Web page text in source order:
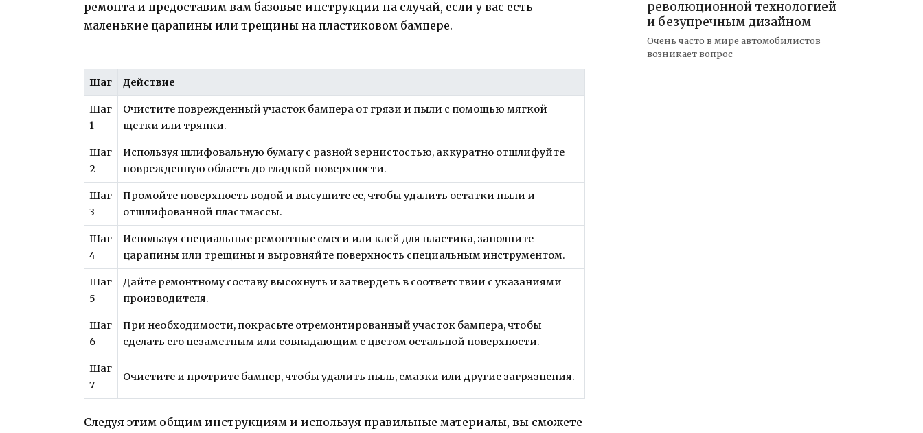
ремонта и предоставим вам базовые инструкции на случай, если у вас есть
маленькие царапины или трещины на пластиковом бампере.
Шаг Действие
Шаг
1
Очистите поврежденный участок бампера от грязи и пыли с помощью мягкой
щетки или тряпки.
Шаг
2
Используя шлифовальную бумагу с разной зернистостью, аккуратно отшлифуйте
поврежденную область до гладкой поверхности.
Шаг
3
Промойте поверхность водой и высушите ее, чтобы удалить остатки пыли и
отшлифованной пластмассы.
Шаг
4
Используя специальные ремонтные смеси или клей для пластика, заполните
царапины или трещины и выровняйте поверхность специальным инструментом.
Шаг
5
Дайте ремонтному составу высохнуть и затвердеть в соответствии с указаниями
производителя.
Шаг
6
При необходимости, покрасьте отремонтированный участок бампера, чтобы
сделать его незаметным или совпадающим с цветом остальной поверхности.
Шаг
7
Очистите и протрите бампер, чтобы удалить пыль, смазки или другие загрязнения.
Следуя этим общим инструкциям и используя правильные материалы, вы сможете
революционной технологией
и безупречным дизайном
Очень часто в мире автомобилистов
возникает вопрос